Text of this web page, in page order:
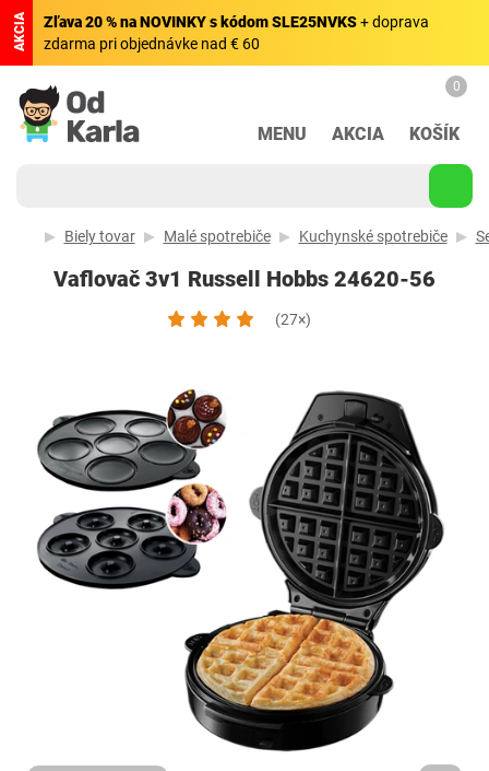
AKCIA Zľava 20 % na NOVINKY s kódom SLE25NVKS+ doprava
zdarma pri objednávke nad € 60
MENU AKCIA
0
KOŠÍK
Biely tovar Malé spotrebiče Kuchynské spotrebiče
Vaflovač 3v1 Russell Hobbs 24620-56
(27×)